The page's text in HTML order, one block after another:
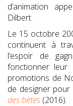
d’animation
Dilbert.
Le 15 octobre
continuent à
l’espoir de
fonctionner leur
promotions de
de designer pour
des bêtes (2016).